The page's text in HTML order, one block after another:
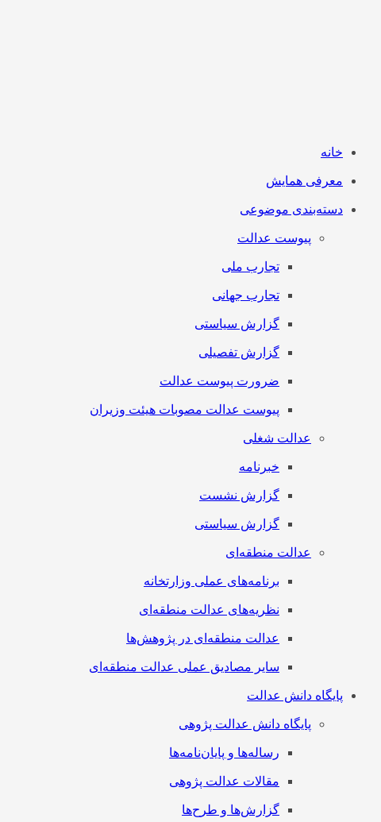
خانه
معرفی همایش
دسته‌بندی موضوعی
پیوست عدالت
تجارب ملی
تجارب جهانی
گزارش سیاستی
گزارش تفصیلی
ضرورت پیوست عدالت
پیوست عدالت مصوبات هیئت وزیران
عدالت شغلی
خبرنامه
گزارش نشست
گزارش سیاستی
عدالت منطقه‌ای
برنامه‌های عملی وزارتخانه
نظریه‌های عدالت منطقه‌ای
عدالت منطقه‌ای در پژوهش‌ها
سایر مصادیق عملی عدالت منطقه‌ای
پایگاه دانش عدالت
پایگاه دانش عدالت پژوهی
رساله‌ها و پایان‌نامه‌ها
مقالات عدالت پژوهی
گزارش‌ها و طرح‌ها